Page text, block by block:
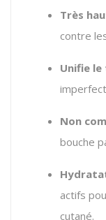
Très
contre
Unifie
Non
bouche
actifs
cutané.